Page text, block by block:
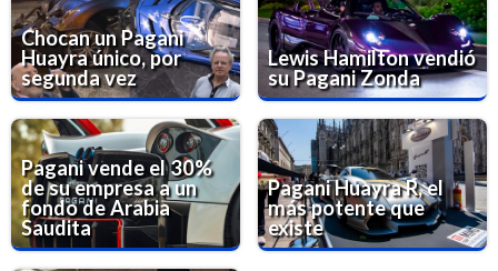
Chocan un Pagani
Huayra único, por
segunda vez
Lewis Hamilton vendió
su Pagani Zonda
Pagani vende el 30%
de su empresa a un
fondo de Arabia
Saudita
Pagani Huayra R, el
más potente que
existe